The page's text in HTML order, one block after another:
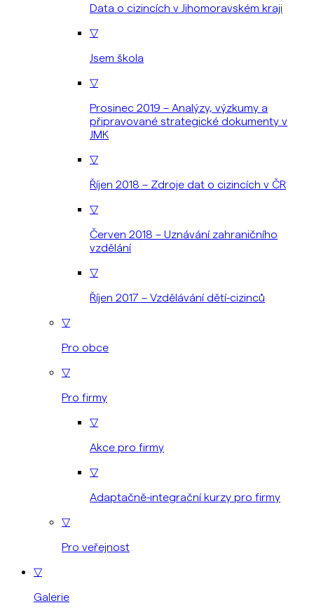
Data o cizincích v Jihomoravském kraji
▽
Jsem škola
▽
Prosinec 2019 – Analýzy, výzkumy a
připravované strategické dokumenty v
JMK
▽
Říjen 2018 – Zdroje dat o cizincích v ČR
▽
Červen 2018 – Uznávání zahraničního
vzdělání
▽
Říjen 2017 – Vzdělávání dětí-cizinců
▽
Pro obce
▽
Pro firmy
▽
Akce pro firmy
▽
Adaptačně-integrační kurzy pro firmy
▽
Pro veřejnost
▽
Galerie